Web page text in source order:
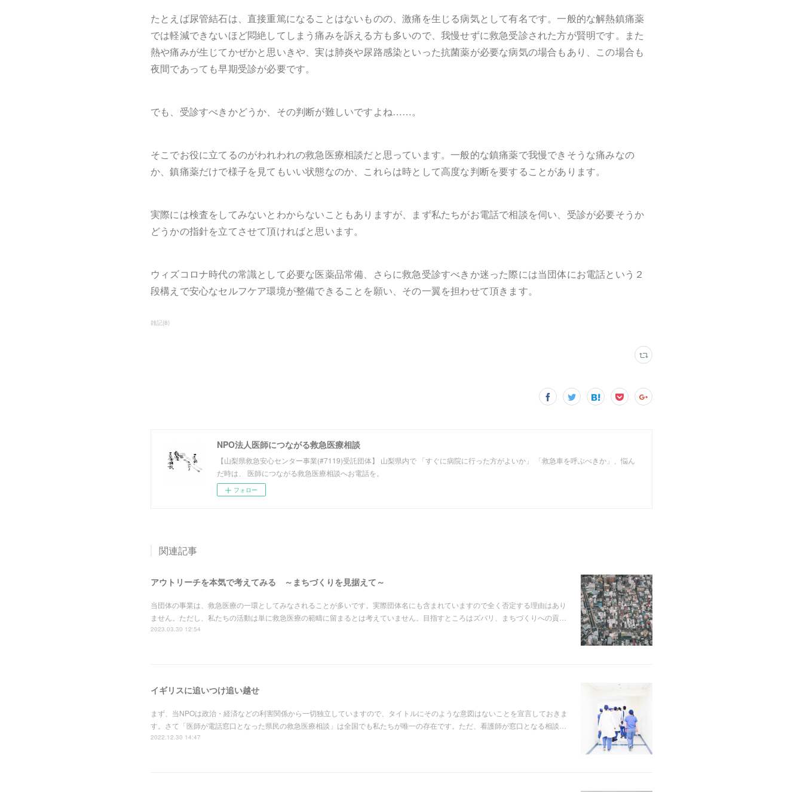
たとえば尿管結石は、直接重篤になることはないものの、激痛を生じる病気として有名です。一般的な解熱鎮痛薬
では軽減できないほど悶絶してしまう痛みを訴える方も多いので、我慢せずに救急受診された方が賢明です。また
熱や痛みが生じてかぜかと思いきや、実は肺炎や尿路感染といった抗菌薬が必要な病気の場合もあり、この場合も
夜間であっても早期受診が必要です。
でも、受診すべきかどうか、その判断が難しいですよね……。
そこでお役に立てるのがわれわれの救急医療相談だと思っています。一般的な鎮痛薬で我慢できそうな痛みなの
か、鎮痛薬だけで様子を見てもいい状態なのか、これらは時として高度な判断を要することがあります。
実際には検査をしてみないとわからないこともありますが、まず私たちがお電話で相談を伺い、受診が必要そうか
どうかの指針を立てさせて頂ければと思います。
ウィズコロナ時代の常識として必要な医薬品常備、さらに救急受診すべきか迷った際には当団体にお電話という２
段構えで安心なセルフケア環境が整備できることを願い、その一翼を担わせて頂きます。
雑記(8)
NPO法人医師につながる救急医療相談
【山梨県救急安心センター事業(#7119)受託団体】 山梨県内で 「すぐに病院に行った方がよいか」 「救急車を呼ぶべきか」、悩ん
だ時は、 医師につながる救急医療相談へお電話を。
フォロー
関連記事
アウトリーチを本気で考えてみる ～まちづくりを見据えて～
当団体の事業は、救急医療の一環としてみなされることが多いです。実際団体名にも含まれていますので全く否定する理由はあり
ません。ただし、私たちの活動は単に救急医療の範疇に留まるとは考えていません。目指すところはズバリ、まちづくりへの貢…
2023.03.30 12:54
イギリスに追いつけ追い越せ
まず、当NPOは政治・経済などの利害関係から一切独立していますので、タイトルにそのような意図はないことを宣言しておきま
す。さて「医師が電話窓口となった県民の救急医療相談」は全国でも私たちが唯一の存在です。ただ、看護師が窓口となる相談…
2022.12.30 14:47